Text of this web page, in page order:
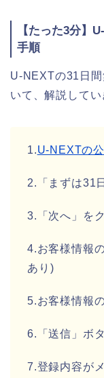
【たった3分】
手順
U-NEXTの31日
いて、解説してい
1.U-NEXTの
2.「まずは31
3.「次へ」を
4.お客様情報
あり)
5.お客様情報
6.「送信」ボ
7.登録内容が